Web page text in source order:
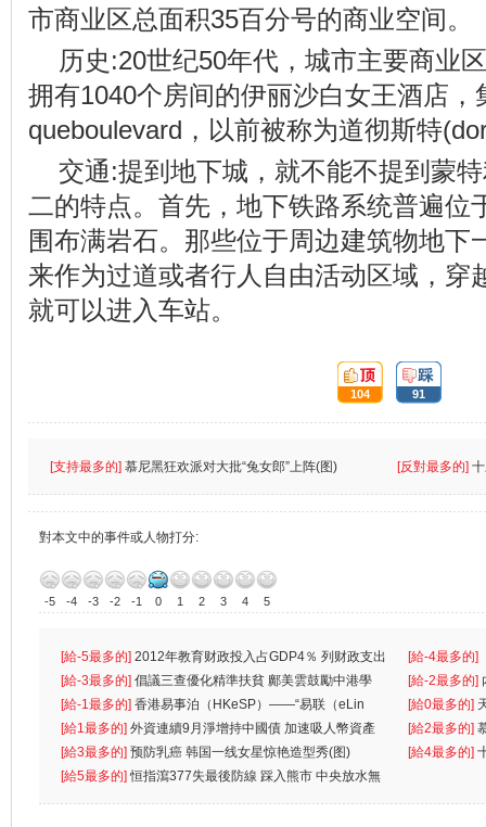
市商业区总面积35百分号的商业空间。
历史:20世纪50年代，城市主要商业
拥有1040个房间的伊丽沙白女王酒店
queboulevard，以前被称为道彻斯特
交通:提到地下城，就不能不提到蒙
二的特点。首先，地下铁路系统普遍位
围布满岩石。那些位于周边建筑物地下
来作为过道或者行人自由活动区域，穿
就可以进入车站。
頂:
104
踩:
91
[支持最多的] 慕尼黑狂欢派对大批“兔女郎”上阵(图) [反對最多的]
對本文中的事件或人物打分:
-5 -4 -3 -2 -1 0 1 2 3 4 5
[給-5最多的] 2012年教育财政投入占GDP4％ 列财政支出
首位
[給-4最多的]
一
[給-3最多的] 倡議三查優化精準扶貧 鄺美雲鼓勵中港學
生
[給-2最多的]
人
[給-1最多的] 香港易事泊（HKeSP）——“易联（eLin
k）”项目
[給0最多的]
[給1最多的] 外資連續9月淨增持中國債 加速吸人幣資產 [給2最多的]
[給3最多的] 预防乳癌 韩国一线女星惊艳造型秀(图) [給4最多的]
[給5最多的]恒指瀉377失最後防線 踩入熊市 中央放水無